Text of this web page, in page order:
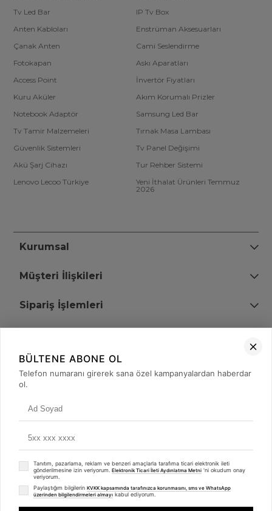
Tv Led Bar
IP Tv Box
Anten Kabloları
Enstrüman Aksesuarları
Çanak Anten
Cami Seslendirme
Fotokapan
Askı Aparatları
Access Point
İnvertör Fiyatları
Kuru Aküler
Akım Korumalı Prizler
Notebook Adaptör
Samsung Led Bar
Tv Tamir Malzemeleri
Tırnak Masa Lambası
Güvenlik Sistemleri
Tv Panel Değişimi
Akü Şarj Cihazı
Tur Rehber Sistemi
Lenovo Lecoo Türkiye
Yeni İthalat Ürünleri Temmuz
2026
Kurumsal
Müşteri İlişkileri
Sipariş İşlemleri
+90 (850) 473 08 08
© 2008 - 2026merterelektronik.com
BÜLTENE ABONE OL
Telefon numaranı girerek sana özel kampanyalardan haberdar
ol.
Tanıtım, pazarlama, reklam ve benzeri amaçlarla tarafıma ticari elektronik ileti
gönderilmesine izin veriyorum. Elektronik Ticari İleti Aydınlatma Metni 'ni okudum onay
veriyorum.
Paylaştığım bilgilerin KVKK kapsamında tarafınızca korunmasını, sms ve WhatsApp
üzerinden bilgilendirmeleri almayı kabul ediyorum.